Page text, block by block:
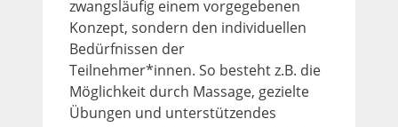
zwangsläufig einem vorgegebenen
Konzept, sondern den individuellen
Bedürfnissen der
Teilnehmer*innen. So besteht z.B. die
Möglichkeit durch Massage, gezielte
Übungen und unterstützendes